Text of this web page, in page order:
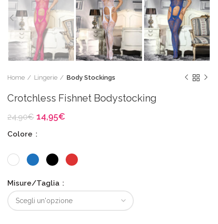
Home Lingerie Body Stockings
Crotchless Fishnet Bodystocking
24,90€ Il
originale
24,90€.
14,95€
14,95€.
Colore
Misure/Taglia